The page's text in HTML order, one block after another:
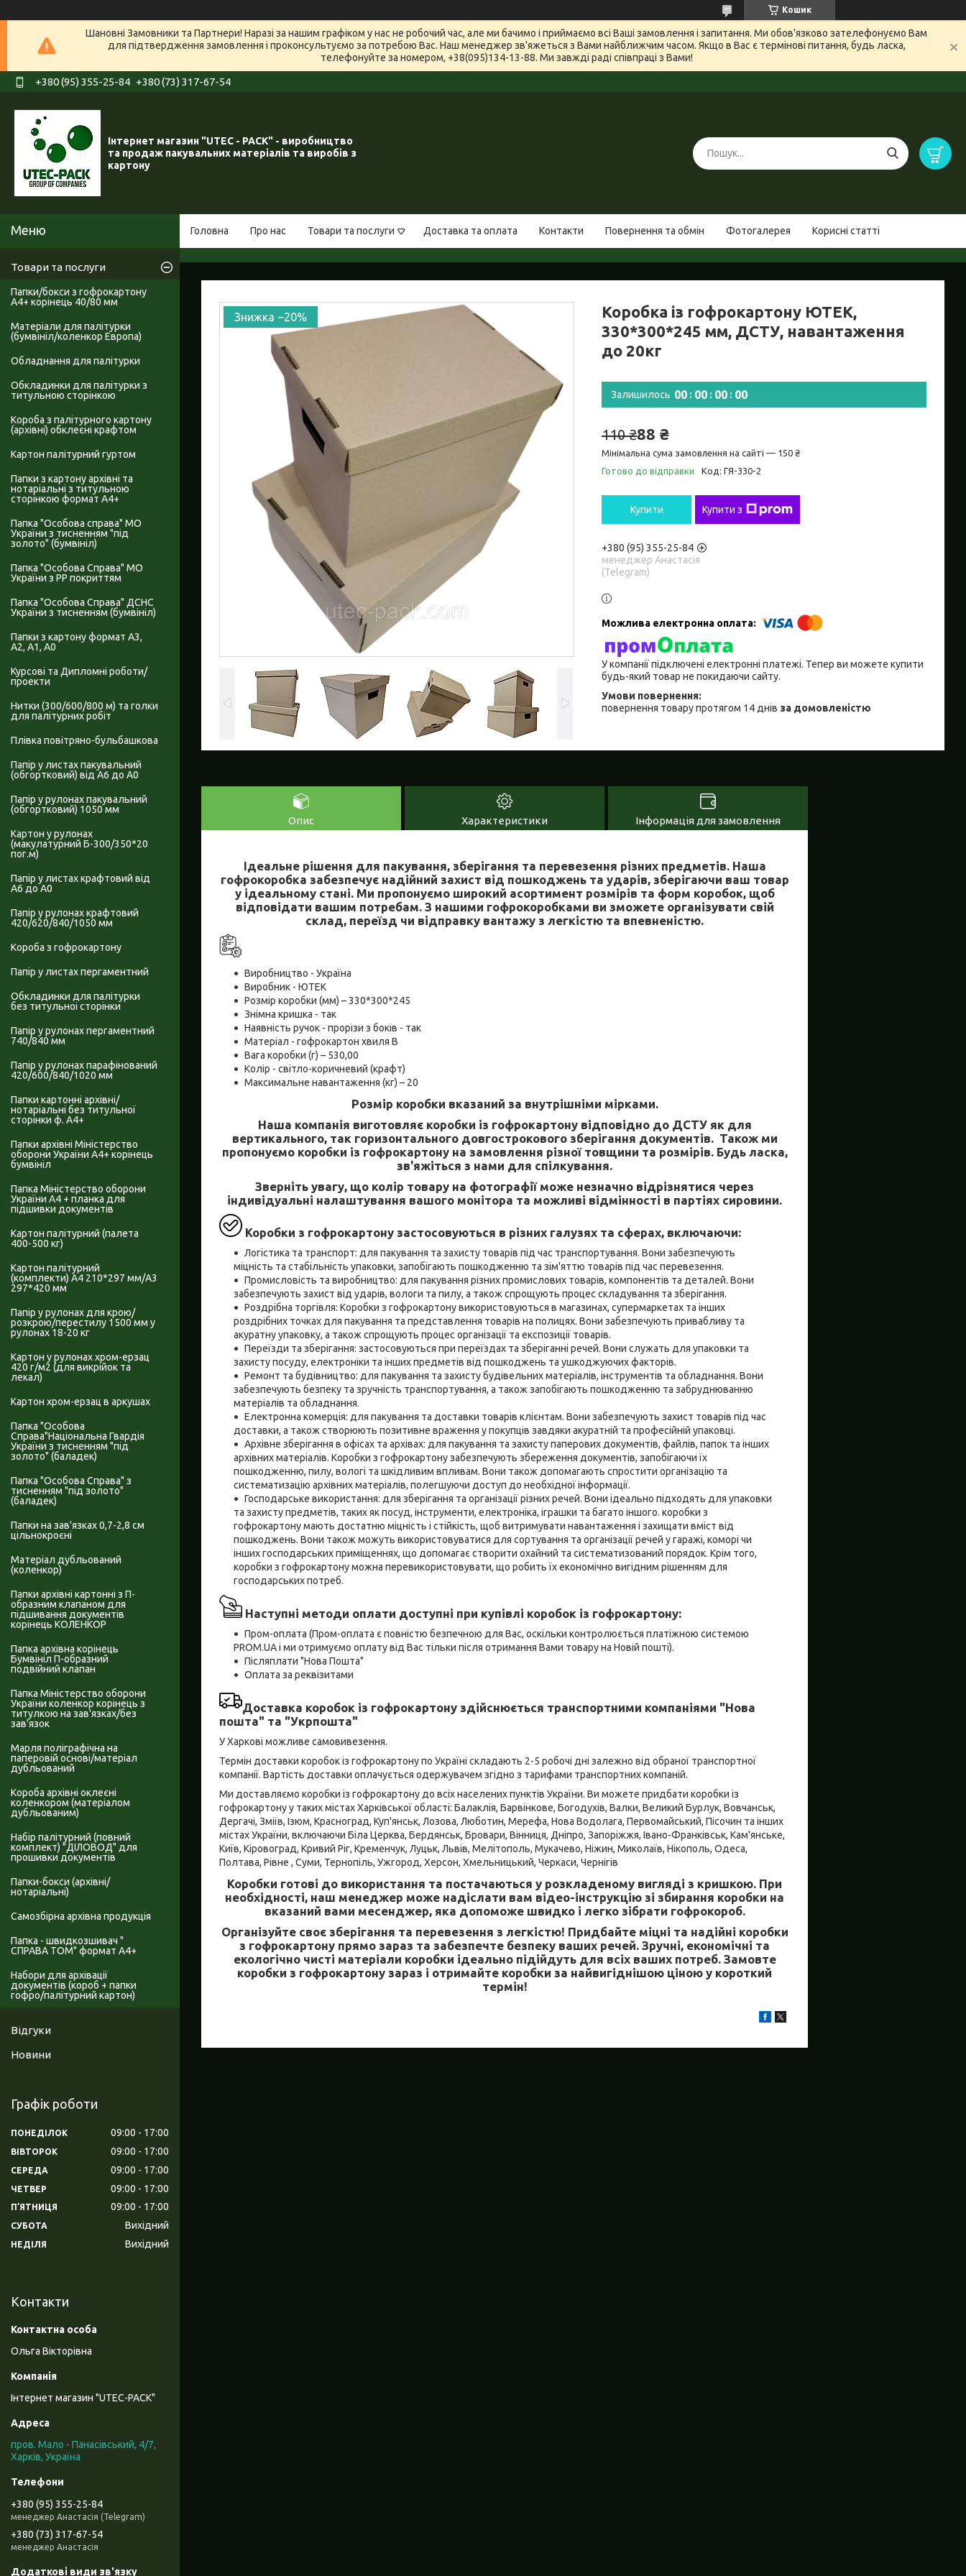
Кошик
Шановні Замовники та Партнери! Наразі за нашим графіком у нас не робочий час, але ми бачимо і приймаємо всі Ваші замовлення і запитання. Ми обов'язково зателефонуємо Вам
для підтвердження замовлення і проконсультуємо за потребою Вас. Наш менеджер зв'яжеться з Вами найближчим часом. Якщо в Вас є термінові питання, будь ласка,
телефонуйте за номером, +38(095)134-13-88. Ми завжді раді співпраці з Вами!
+380 (95) 355-25-84 +380 (73) 317-67-54
Інтернет магазин "UTEC - PACK" - виробництво
та продаж пакувальних матеріалів та виробів з
картону
Головна Про нас Товари та послуги Доставка та оплата Контакти Повернення та обмін Фотогалерея Корисні статті
–20%
Коробка із гофрокартону ЮТЕК,
330*300*245 мм, ДСТУ, навантаження
до 20кг
Залишилось 00 00 00 00
110 ₴88 ₴
Мінімальна сума замовлення на сайті — 150 ₴
Готово до відправки
Код: ГЯ-330-2
Купити Купити з
+380 (95) 355-25-84
менеджер Анастасія
(Telegram)
У компанії підключені електронні платежі. Тепер ви можете купити
будь-який товар не покидаючи сайту.
повернення товару протягом 14 днів за домовленістю
Опис Характеристики Інформація для замовлення
Ідеальне рішення для пакування, зберігання та перевезення різних предметів. Наша
гофрокоробка забезпечує надійний захист від пошкоджень та ударів, зберігаючи ваш товар
у ідеальному стані. Ми пропонуємо широкий асортимент розмірів та форм коробок, щоб
відповідати вашим потребам. З нашими гофрокоробками ви зможете організувати свій
склад, переїзд чи відправку вантажу з легкістю та впевненістю.
Виробництво - Україна
Виробник - ЮТЕК
Розмір коробки (мм) – 330*300*245
Знімна кришка - так
Наявність ручок - прорізи з боків - так
Матеріал - гофрокартон хвиля В
Вага коробки (г) – 530,00
Колір - світло-коричневий (крафт)
Максимальне навантаження (кг) – 20
Розмір коробки вказаний за внутрішніми мірками.
Наша компанія виготовляє коробки із гофрокартону відповідно до ДСТУ як для
вертикального, так горизонтального довгострокового зберігання документів. Також ми
пропонуємо коробки із гофрокартону на замовлення різної товщини та розмірів. Будь ласка,
зв'яжіться з нами для спілкування.
Зверніть увагу, що колір товару на фотографії може незначно відрізнятися через
індивідуальні налаштування вашого монітора та можливі відмінності в партіях сировини.
Коробки з гофрокартону застосовуються в різних галузях та сферах, включаючи:
Логістика та транспорт: для пакування та захисту товарів під час транспортування. Вони забезпечують
міцність та стабільність упаковки, запобігають пошкодженню та зім'яттю товарів під час перевезення.
Промисловість та виробництво: для пакування різних промислових товарів, компонентів та деталей. Вони
забезпечують захист від ударів, вологи та пилу, а також спрощують процес складування та зберігання.
Роздрібна торгівля: Коробки з гофрокартону використовуються в магазинах, супермаркетах та інших
роздрібних точках для пакування та представлення товарів на полицях. Вони забезпечують привабливу та
акуратну упаковку, а також спрощують процес організації та експозиції товарів.
Переїзди та зберігання: застосовуються при переїздах та зберіганні речей. Вони служать для упаковки та
захисту посуду, електроніки та інших предметів від пошкоджень та ушкоджуючих факторів.
Ремонт та будівництво: для пакування та захисту будівельних матеріалів, інструментів та обладнання. Вони
забезпечують безпеку та зручність транспортування, а також запобігають пошкодженню та забруднюванню
матеріалів та обладнання.
Електронна комерція: для пакування та доставки товарів клієнтам. Вони забезпечують захист товарів під час
доставки, а також створюють позитивне враження у покупців завдяки акуратній та професійній упаковці.
Архівне зберігання в офісах та архівах: для пакування та захисту паперових документів, файлів, папок та інших
архівних матеріалів. Коробки з гофрокартону забезпечують збереження документів, запобігаючи їх
пошкодженню, пилу, вологі та шкідливим впливам. Вони також допомагають спростити організацію та
систематизацію архівних матеріалів, полегшуючи доступ до необхідної інформації.
Господарське використання: для зберігання та організації різних речей. Вони ідеально підходять для упаковки
та захисту предметів, таких як посуд, інструменти, електроніка, іграшки та багато іншого. коробки з
гофрокартону мають достатню міцність і стійкість, щоб витримувати навантаження і захищати вміст від
пошкоджень. Вони також можуть використовуватися для сортування та організації речей у гаражі, коморі чи
інших господарських приміщеннях, що допомагає створити охайний та систематизований порядок. Крім того,
коробки з гофрокартону можна перевикористовувати, що робить їх економічно вигідним рішенням для
господарських потреб.
Наступні методи оплати доступні при купівлі коробок із гофрокартону:
Пром-оплата (Пром-оплата є повністю безпечною для Вас, оскільки контролюється платіжною системою
PROM.UA і ми отримуємо оплату від Вас тільки після отримання Вами товару на Новій пошті).
Післяплати "Нова Пошта"
Оплата за реквізитами
Доставка коробок із гофрокартону здійснюється транспортними компаніями "Нова
пошта" та "Укрпошта"
У Харкові можливе самовивезення.
Термін доставки коробок із гофрокартонупо Україні складають 2-5 робочі дні залежно від обраної транспортної
компанії. Вартість доставки оплачується одержувачем згідно з тарифами транспортних компаній.
Ми доставляємо коробки із гофрокартону до всіх населених пунктів України. Ви можете придбати коробки із
гофрокартону у таких містах Харківської області: Балаклія, Барвінкове, Богодухів, Валки, Великий Бурлук, Вовчанськ,
Дергачі, Зміїв, Ізюм, Красноград, Куп'янськ, Лозова, Люботин, Мерефа, Нова Водолага, Первомайський, Пісочин та інших
містах України, включаючи Біла Церква, Бердянськ, Бровари, Вінниця, Дніпро, Запоріжжя, Івано-Франківськ, Кам'янське,
Київ, Кіровоград, Кривий Ріг, Кременчук, Луцьк, Львів, Мелітополь, Мукачево, Ніжин, Миколаїв, Нікополь, Одеса,
Полтава, Рівне , Суми, Тернопіль, Ужгород, Херсон, Хмельницький, Черкаси, Чернігів
Коробки готові до використання та постачаються у розкладеному вигляді з кришкою. При
необхідності, наш менеджер може надіслати вам відео-інструкцію зі збирання коробки на
вказаний вами месенджер, яка допоможе швидко і легко зібрати гофрокороб.
Організуйте своє зберігання та перевезення з легкістю! Придбайте міцні та надійні коробки
з гофрокартону прямо зараз та забезпечте безпеку ваших речей. Зручні, економічні та
екологічно чисті матеріали коробки ідеально підійдуть для всіх ваших потреб. Замовте
коробки з гофрокартону зараз і отримайте коробки за найвигіднішою ціною у короткий
термін!
Товари та послуги
Папки/бокси з гофрокартону
А4+ корінець 40/80 мм
Матеріали для палітурки
(бумвініл/коленкор Европа)
Обладнання для палітурки
Обкладинки для палітурки з
титульною сторінкою
Короба з палітурного картону
(архівні) обклеєні крафтом
Картон палітурний гуртом
Папки з картону архівні та
нотаріальні з титульною
сторінкою формат А4+
Папка "Особова справа" МО
України з тисненням "під
золото" (бумвініл)
Папка "Особова Справа" МО
України з PP покриттям
Папка "Особова Справа" ДСНС
України з тисненням (бумвініл)
Папки з картону формат А3,
А2, А1, А0
Курсові та Дипломні роботи/
проекти
Нитки (300/600/800 м) та голки
для палітурних робіт
Плівка повітряно-бульбашкова
Папір у листах пакувальний
(обгортковий) від А6 до А0
Папір у рулонах пакувальний
(обгортковий) 1050 мм
Картон у рулонах
(макулатурний Б-300/350*20
пог.м)
Папір у листах крафтовий від
А6 до А0
Папір у рулонах крафтовий
420/620/840/1050 мм
Короба з гофрокартону
Папір у листах пергаментний
Обкладинки для палітурки
без титульноі сторінки
Папір у рулонах пергаментний
740/840 мм
Папір у рулонах парафінований
420/600/840/1020 мм
Папки картонні архівні/
нотаріальні без титульної
сторінки ф. А4+
Папки архівні Міністерство
оборони України А4+ корінець
бумвініл
Папка Міністерство оборони
України А4 + планка для
підшивки документів
Картон палітурний (палета
400-500 кг)
Картон палітурний
(комплекти) А4 210*297 мм/А3
297*420 мм
Папір у рулонах для крою/
розкрою/перестилу 1500 мм у
рулонах 18-20 кг
Картон у рулонах хром-ерзац
420 г/м2 (для викрійок та
лекал)
Картон хром-ерзац в аркушах
Папка "Особова
Справа"Національна Гвардія
України з тисненням "під
золото" (баладек)
Папка "Особова Справа" з
тисненням "під золото"
(баладек)
Папки на зав'язках 0,7-2,8 см
цільнокроєні
Матеріал дубльований
(коленкор)
Папки архівні картонні з П-
образним клапаном для
підшивання документів
корінець КОЛЕНКОР
Папка архівна корінець
Бумвініл П-образний
подвійний клапан
Папка Міністерство оборони
України коленкор корінець з
титулкою на зав'язках/без
зав'язок
Марля поліграфічна на
паперовій основі/матеріал
дубльований
Короба архівні оклеєні
коленкором (матеріалом
дубльованим)
Набір палітурний (повний
комплект) "ДІЛОВОД" для
прошивки документів
Папки-бокси (архівні/
нотаріальні)
Самозбірна архівна продукція
Папка - швидкозшивач "
СПРАВА ТОМ" формат А4+
Набори для архівації
документів (короб + папки
гофро/палітурний картон)
Відгуки
Новини
Графік роботи
ПОНЕДІЛОК 09:00 17:00
ВІВТОРОК 09:00 17:00
СЕРЕДА 09:00 17:00
ЧЕТВЕР 09:00 17:00
ПʼЯТНИЦЯ 09:00 17:00
СУБОТА Вихідний
НЕДІЛЯ Вихідний
Контакти
Ольга Вікторівна
Інтернет магазин "UTEC-PACK"
пров. Мало - Панасівський, 4/7,
Харків, Україна
+380 (95) 355-25-84
менеджер Анастасія (Telegram)
+380 (73) 317-67-54
менеджер Анастасія